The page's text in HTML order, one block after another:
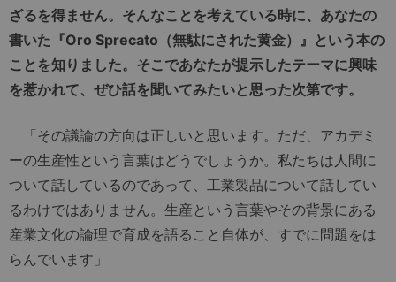
ざるを得ません。そんなことを考えている時に、あなたの
書いた『Oro Sprecato（無駄にされた黄金）』という本の
ことを知りました。そこであなたが提示したテーマに興味
を惹かれて、ぜひ話を聞いてみたいと思った次第です。
「その議論の方向は正しいと思います。ただ、アカデミ
ーの生産性という言葉はどうでしょうか。私たちは人間に
ついて話しているのであって、工業製品について話してい
るわけではありません。生産という言葉やその背景にある
産業文化の論理で育成を語ること自体が、すでに問題をは
らんでいます」